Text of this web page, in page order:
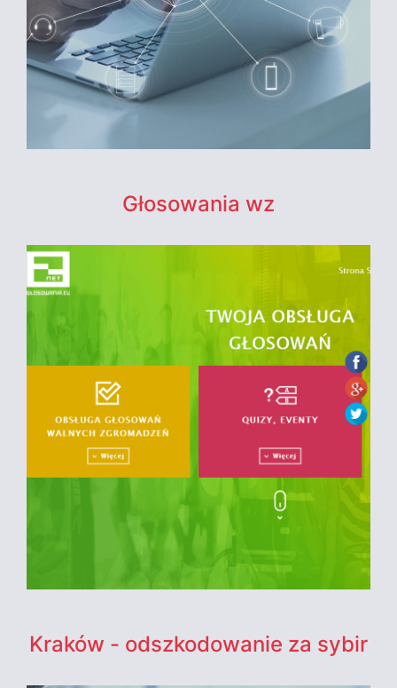
Głosowania wz
Kraków - odszkodowanie za sybir